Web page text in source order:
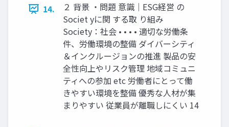
14.
２ 背景 ・問題 意識｜ESG経営 の
Societ yに関 する取 り組み
Society：社会 • • • • 適切な労働条
件、労働環境の整備 ダイバーシティ
＆インクルージョンの推進 製品の安
全性向上やリスク管理 地域コミュニ
ティへの参加 etc 労働者にとって働
きやすい環境を整備 優秀な人材が集
まりやすい 従業員が離職しにくい 14